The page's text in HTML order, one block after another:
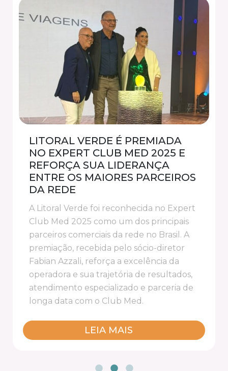
LITORAL VERDE É PREMIADA
NO EXPERT CLUB MED 2025 E
REFORÇA SUA LIDERANÇA
ENTRE OS MAIORES PARCEIROS
DA REDE
A Litoral Verde foi reconhecida no Expert
Club Med 2025 como um dos principais
parceiros comerciais da rede no Brasil. A
premiação, recebida pelo sócio-diretor
Fabian Azzali, reforça a excelência da
operadora e sua trajetória de resultados,
atendimento especializado e parceria de
longa data com o Club Med.
LEIA MAIS